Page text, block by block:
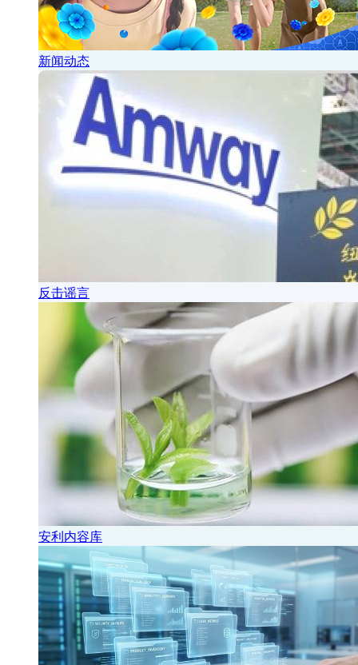
新闻动态
反击谣言
安利内容库